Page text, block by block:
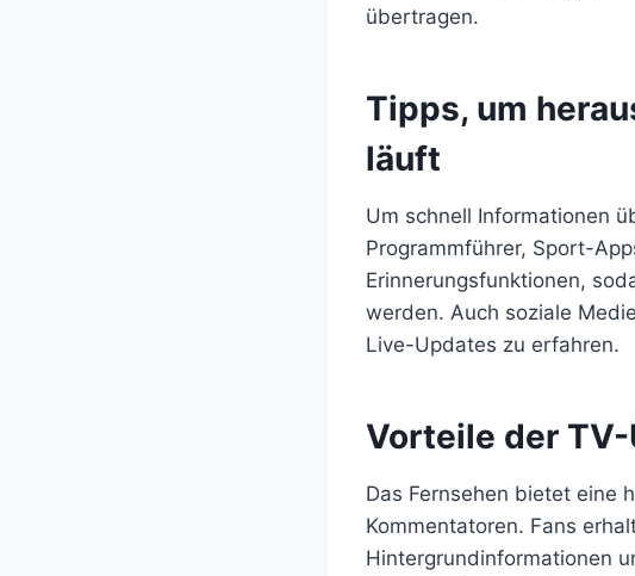
übertragen.
Tipps, um
läuft
Um schnell Informationen
Programmführer, Sport-
Erinnerungsfunktionen,
werden. Auch soziale
Live-Updates zu erfahren.
Vorteile der
Das Fernsehen bietet eine
Kommentatoren. Fans
Hintergrundinformationen